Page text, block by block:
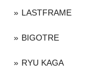
LASTFRAME
BIGOTRE
RYU KAGA